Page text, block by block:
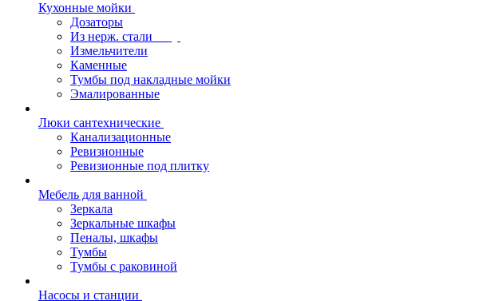
Кухонные мойки
Дозаторы
Из нерж. стали
Измельчители
Каменные
Тумбы под накладные мойки
Эмалированные
Люки сантехнические
Канализационные
Ревизионные
Ревизионные под плитку
Мебель для ванной
Зеркала
Зеркальные шкафы
Пеналы, шкафы
Тумбы
Тумбы с раковиной
Насосы и станции